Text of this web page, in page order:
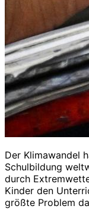
Der Klimawandel
Schulbildung
durch
Kinder den
größte Problem